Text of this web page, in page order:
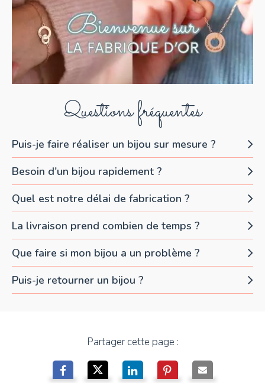
Questions fréquentes
Puis-je faire réaliser un bijou sur mesure ?
Besoin d'un bijou rapidement ?
Quel est notre délai de fabrication ?
La livraison prend combien de temps ?
Que faire si mon bijou a un problème ?
Puis-je retourner un bijou ?
Partager cette page :